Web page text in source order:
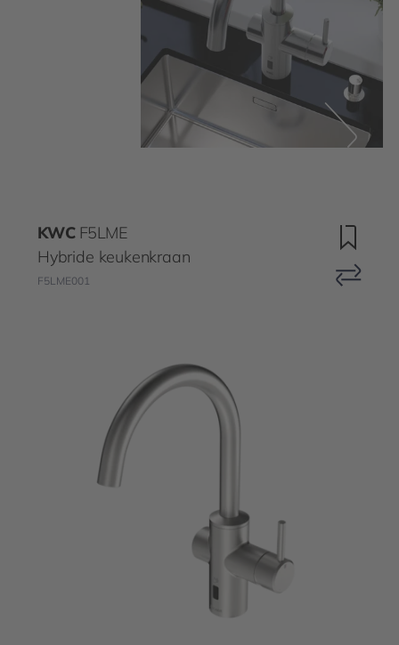
KWC F5LME
Hybride keukenkraan
F5LME001